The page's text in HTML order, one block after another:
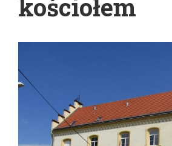
kościołem